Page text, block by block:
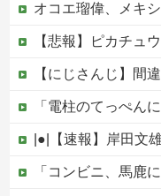
オコエ瑠偉、メキシコに渡って2
【悲報】ピカチュ
【にじさんじ】間
「電柱のてっぺんにクマがいるって通報
|●|【速報】岸田文雄元首相､円安を阻止す
「コンビニ、馬鹿にすんな